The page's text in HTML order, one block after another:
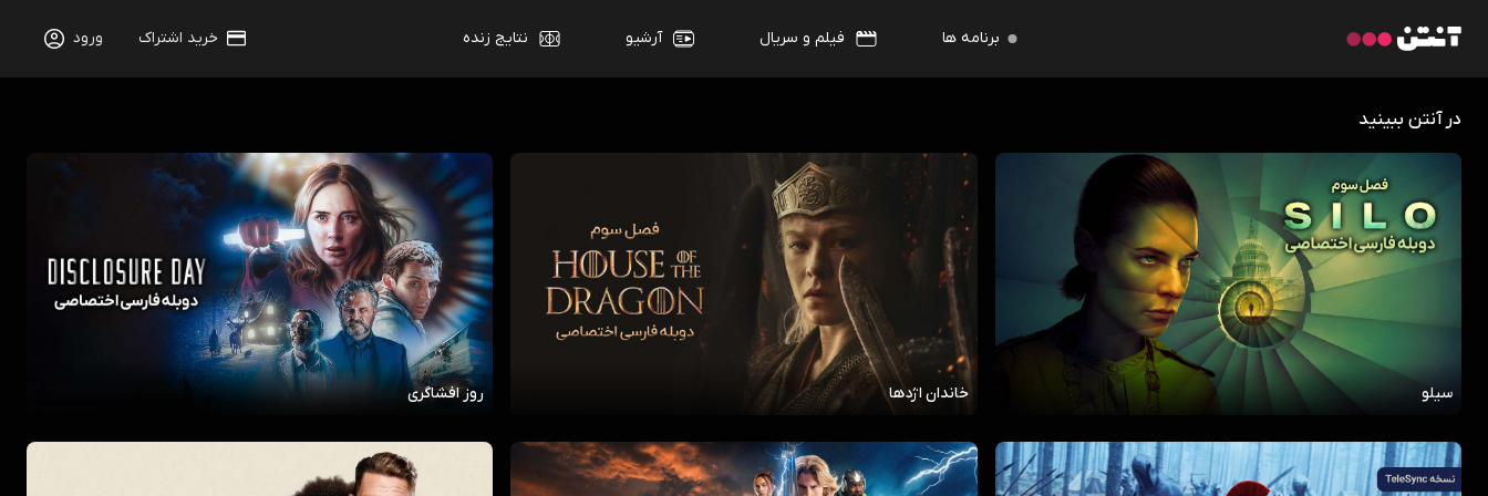
برنامه ها فیلم و سریال آرشیو نتایج زنده خرید اشتراک ورود
در آنتن ببینید
سیلو خاندان اژدها روز افشاگری